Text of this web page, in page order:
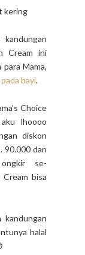
kering
Cream ini
Mama,
bayi.
Choice
lhoooo
diskon
90.000 dan
se-
Cream bisa
halal